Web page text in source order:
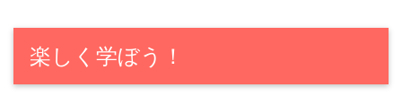
楽しく学ぼう！